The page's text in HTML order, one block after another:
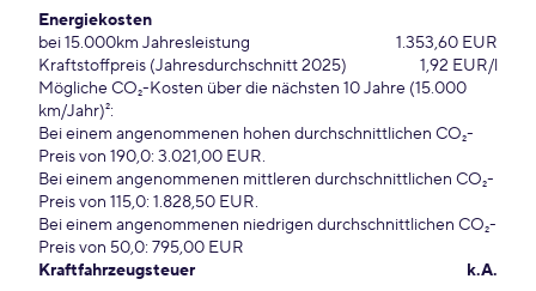
Energiekosten
bei 15.000km Jahresleistung
1.353,60 EUR
Kraftstoffpreis (Jahresdurchschnitt 2025)
1,92 EUR/l
Mögliche CO₂-Kosten über die nächsten 10 Jahre (15.000
km/Jahr)²:
Bei einem angenommenen hohen durchschnittlichen CO₂-
Preis von 190,0: 3.021,00 EUR.
Bei einem angenommenen mittleren durchschnittlichen CO₂-
Preis von 115,0: 1.828,50 EUR.
Bei einem angenommenen niedrigen durchschnittlichen CO₂-
Preis von 50,0: 795,00 EUR
Kraftfahrzeugsteuer
k.A.